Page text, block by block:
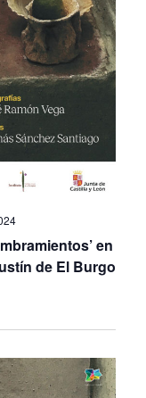
en
de El Burgo